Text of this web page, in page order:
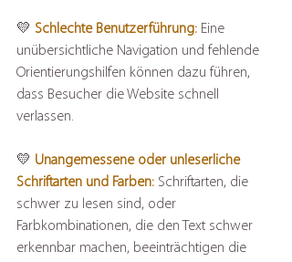
💛 Schlechte Benutzerführung: Eine
unübersichtliche Navigation und fehlende
Orientierungshilfen können dazu führen,
dass Besucher die Website schnell
verlassen.
💛 Unangemessene oder unleserliche
Schriftarten und Farben: Schriftarten, die
schwer zu lesen sind, oder
Farbkombinationen, die den Text schwer
erkennbar machen, beeinträchtigen die